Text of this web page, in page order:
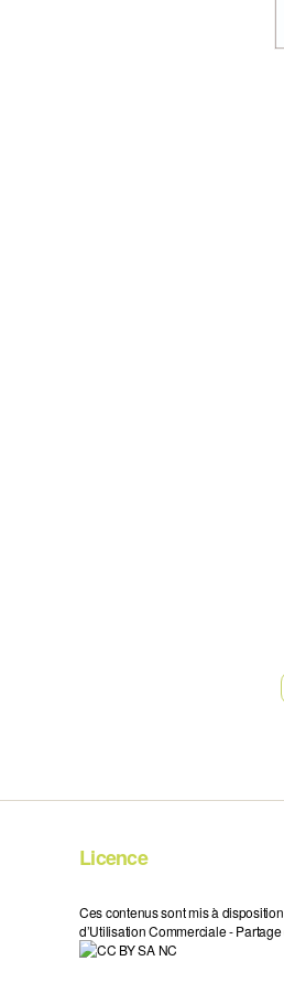
Licence
Ces contenus sont mis à
d’Utilisation Commerciale -